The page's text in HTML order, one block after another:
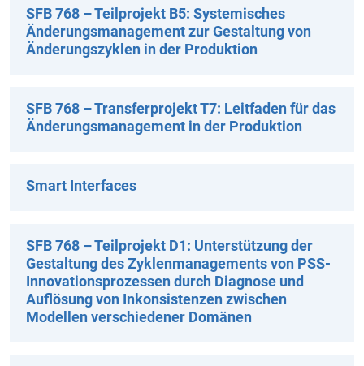
SFB 768 – Teilprojekt B5: Systemisches
Änderungsmanagement zur Gestaltung von
Änderungszyklen in der Produktion
SFB 768 – Transferprojekt T7: Leitfaden für das
Änderungsmanagement in der Produktion
Smart Interfaces
SFB 768 – Teilprojekt D1: Unterstützung der
Gestaltung des Zyklenmanagements von PSS-
Innovationsprozessen durch Diagnose und
Auflösung von Inkonsistenzen zwischen
Modellen verschiedener Domänen